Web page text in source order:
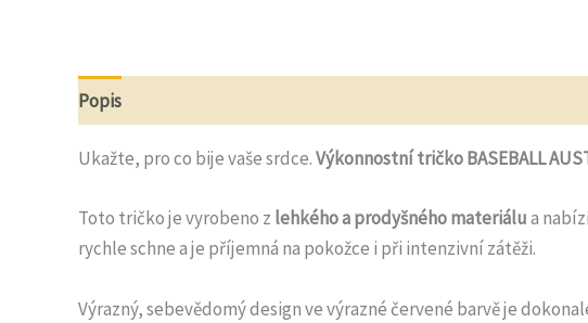
Popis
Ukažte, pro co bije vaše srdce.Výkonnostní tričko BASEBALL
Toto tričko je vyrobeno z lehkého a prodyšného materiálua
rychle schne a je příjemná na pokožce i při intenzivní zátěži.
Výrazný, sebevědomý design ve výrazné červené barvě je